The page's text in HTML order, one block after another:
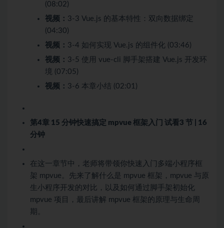
(08:02)
视频： 3-3 Vue.js 的基本特性：双向数据绑定
(04:30)
视频： 3-4 如何实现 Vue.js 的组件化 (03:46)
视频： 3-5 使用 vue-cli 脚手架搭建 Vue.js 开发环
境 (07:05)
视频： 3-6 本章小结 (02:01)
第4章 15 分钟快速搞定 mpvue 框架入门 试看3 节 | 16
分钟
在这一章节中，老师将带领你快速入门多端小程序框
架 mpvue。先来了解什么是 mpvue 框架，mpvue 与原
生小程序开发的对比，以及如何通过脚手架初始化
mpvue 项目，最后讲解 mpvue 框架的原理与生命周
期。